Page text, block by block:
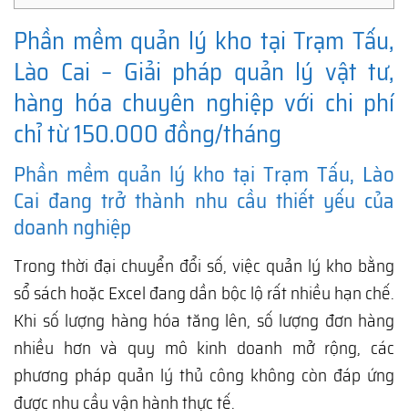
Phần mềm quản lý kho tại Trạm Tấu,
Lào Cai – Giải pháp quản lý vật tư,
hàng hóa chuyên nghiệp với chi phí
chỉ từ 150.000 đồng/tháng
Phần mềm quản lý kho tại Trạm Tấu, Lào
Cai đang trở thành nhu cầu thiết yếu của
doanh nghiệp
Trong thời đại chuyển đổi số, việc quản lý kho bằng
sổ sách hoặc Excel đang dần bộc lộ rất nhiều hạn chế.
Khi số lượng hàng hóa tăng lên, số lượng đơn hàng
nhiều hơn và quy mô kinh doanh mở rộng, các
phương pháp quản lý thủ công không còn đáp ứng
được nhu cầu vận hành thực tế.